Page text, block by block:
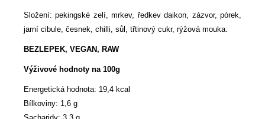
Složení: pekingské zelí, mrkev, ředkev daikon, zázvor, pórek,
jarní cibule, česnek, chilli, sůl, třtinový cukr, rýžová mouka.
BEZLEPEK, VEGAN, RAW
Výživové hodnoty na 100g
Energetická hodnota: 19,4 kcal
Bílkoviny: 1,6 g